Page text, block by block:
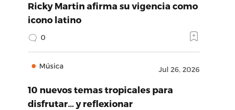
Ricky Martin afirma su vigencia como
icono latino
0
Música Jul 26, 2026
10 nuevos temas tropicales para
disfrutar… y reflexionar